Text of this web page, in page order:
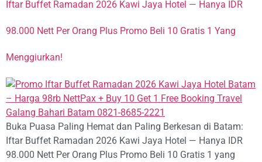
Iftar Buffet Ramadan 2026 Kawi Jaya Hotel — Hanya IDR
98.000 Nett Per Orang Plus Promo Beli 10 Gratis 1 Yang
Menggiurkan!
Buka Puasa Paling Hemat dan Paling Berkesan di Batam:
Iftar Buffet Ramadan 2026 Kawi Jaya Hotel — Hanya IDR
98.000 Nett Per Orang Plus Promo Beli 10 Gratis 1 yang